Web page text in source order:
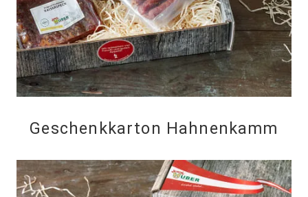
Geschenkkarton Hahnenkamm